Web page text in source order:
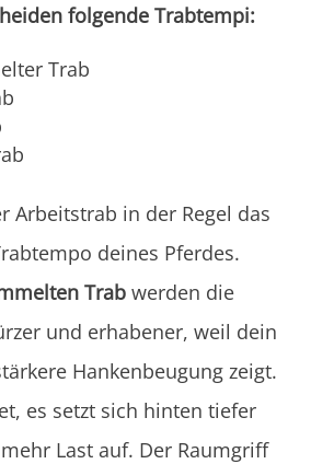
folgende Trabtempi:
Trab
Arbeitstrab in der Regel das
deines Pferdes.
Trabwerden die
und erhabener, weil dein
Hankenbeugung zeigt.
es setzt sich hinten tiefer
Last auf. Der Raumgriff